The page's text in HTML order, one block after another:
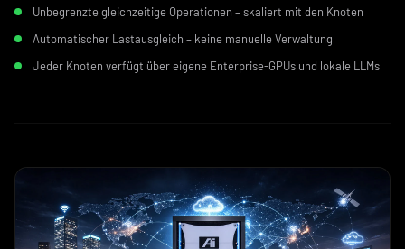
Unbegrenzte gleichzeitige Operationen – skaliert mit den Knoten
Automatischer Lastausgleich – keine manuelle Verwaltung
Jeder Knoten verfügt über eigene Enterprise-GPUs und lokale LLMs